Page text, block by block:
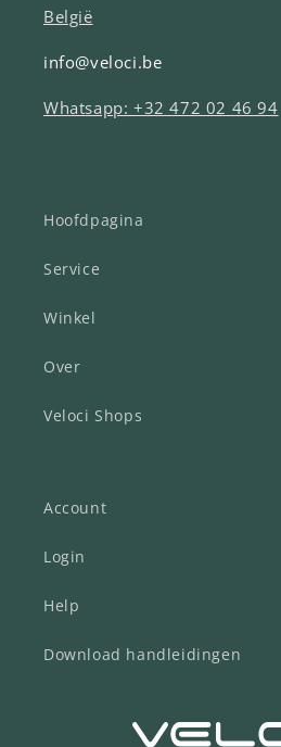
België
info@veloci.be
Whatsapp: +32 472 02 46 94
Hoofdpagina
Service
Winkel
Over
Veloci Shops
Account
Login
Help
Download handleidingen